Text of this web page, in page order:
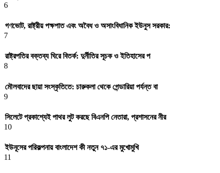
6
গণভোট, রাষ্ট্রীয় পক্ষপাত এবং অবৈধ ও অসাংবিধানিক ইউনুস সরকার:
7
রাষ্ট্রপতির বক্তব্য ঘিরে বিতর্ক: দুর্নীতির সূচক ও ইতিহাসের প
8
মৌলবাদের ছায়া সংস্কৃতিতে: চারুকলা থেকে গেন্ডারিয়া পর্যন্ত বা
9
সিলেটে প্রকাশ্যেই পাথর লুট করছে বিএনপি নেতারা, প্রশাসনের নীর
10
ইউনূসের পরিকল্পনায় বাংলাদেশ কী নতুন ৭১-এর মুখোমুখি
11